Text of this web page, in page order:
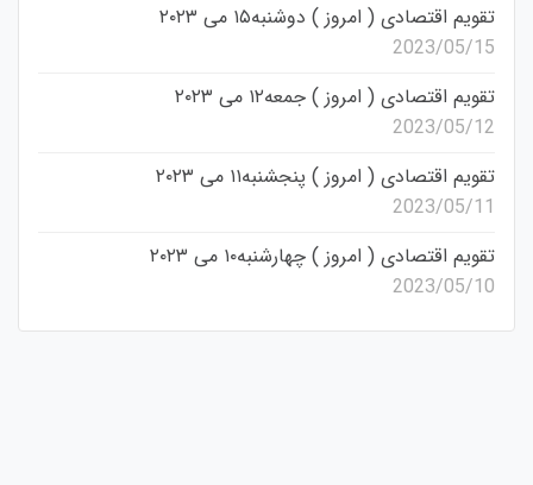
تقویم اقتصادی ( امروز ) دوشنبه۱۵ می ۲۰۲۳
2023/05/15
تقویم اقتصادی ( امروز ) جمعه۱۲ می ۲۰۲۳
2023/05/12
تقویم اقتصادی ( امروز ) پنجشنبه۱۱ می ۲۰۲۳
2023/05/11
تقویم اقتصادی ( امروز ) چهارشنبه۱۰ می ۲۰۲۳
2023/05/10